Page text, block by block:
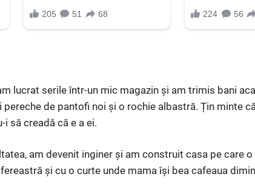
lucrat serile într-un mic magazin și am trimis bani
de pantofi noi și o rochie albastră. Țin minte
să creadă că e a ei.
am devenit inginer și am construit casa pe care o
și cu o curte unde mama își bea cafeaua